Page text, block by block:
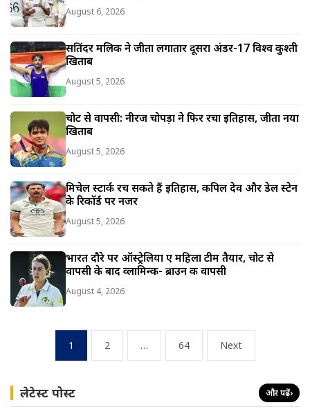
August 6, 2026
सतिंदर मलिक ने जीता लगातार दूसरा अंडर-17 विश्व कुश्ती
खिताब
August 5, 2026
चोट से वापसी: नीरज चोपड़ा ने फिर रचा इतिहास, जीता नया
खिताब
August 5, 2026
मिचेल स्टार्क रच सकते हैं इतिहास, कपिल देव और डेल स्टेन
के रिकॉर्ड पर नजर
August 5, 2026
भारत दौरे पर ऑस्ट्रेलिया ए महिला टीम तैयार, चोट से
वापसी के बाद व्लामिन्क- ब्राउन की वापसी
August 4, 2026
pagination
1 2 … 64 Next
लेटेस्ट पोस्ट और पढ़ें›